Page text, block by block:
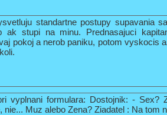
standartne postupy supavania
ak stupi na minu. Prednasajuci
pokoj a nerob paniku, potom vyskocis
vyplnani formulara: Dostojnik: - Sex?
nie... Muz alebo Zena? Ziadatel : Na tom